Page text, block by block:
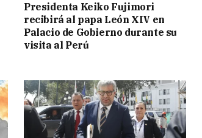
Presidenta Keiko Fujimori
recibirá al papa León XIV en
Palacio de Gobierno durante su
visita al Perú